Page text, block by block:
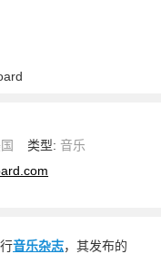
类型: 音乐
音乐杂志，其发布的